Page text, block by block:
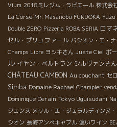
Vium 2018ミレジム・ラピエール 株式会
La Corse Mr. Masanobu FUKUOKA Yuzu
Double ZERO Pizzeria ROBA SERIA ロマ
セル・プリュファール パシオン・エ・
Champs Libre ヨシキさん Juste Ciel ポ
ル イヤン・ベルトラン シルヴァンさん
CHÂTEAU CAMBON Au couchant セ
Simba Domaine Raphael Champier
Dominique Derain Tokyo Uguisudani
ジェンヌ メリル・エ・ジェラルディンヌ
シオン 長崎アンペキャブル 濃いワイン